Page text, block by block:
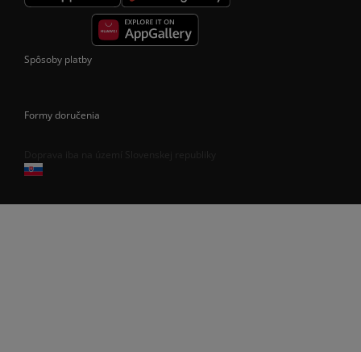
Spôsoby platby
Formy doručenia